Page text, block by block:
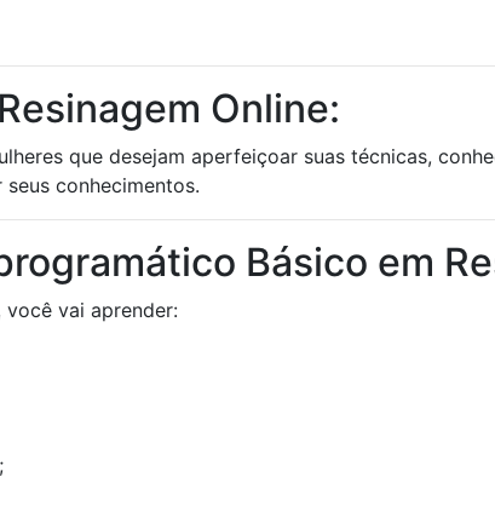
Online:
que desejam aperfeiçoar suas técnicas,
conhecimentos.
Básico em
você vai aprender: